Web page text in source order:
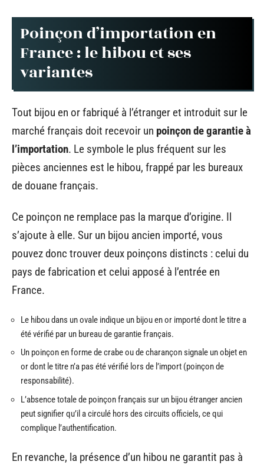
Poinçon d’importation en
France : le hibou et ses
variantes
Tout bijou en or fabriqué à l’étranger et introduit sur le
marché français doit recevoir un poinçon de garantie à
l’importation. Le symbole le plus fréquent sur les
pièces anciennes est le hibou, frappé par les bureaux
de douane français.
Ce poinçon ne remplace pas la marque d’origine. Il
s’ajoute à elle. Sur un bijou ancien importé, vous
pouvez donc trouver deux poinçons distincts : celui du
pays de fabrication et celui apposé à l’entrée en
France.
Le hibou dans un ovale indique un bijou en or importé dont le titre a
été vérifié par un bureau de garantie français.
Un poinçon en forme de crabe ou de charançon signale un objet en
or dont le titre n’a pas été vérifié lors de l’import (poinçon de
responsabilité).
L’absence totale de poinçon français sur un bijou étranger ancien
peut signifier qu’il a circulé hors des circuits officiels, ce qui
complique l’authentification.
En revanche, la présence d’un hibou ne garantit pas à